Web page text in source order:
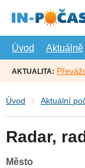
hlavní
Úvod
Aktuálně
AKTUALITA:
Úvod Aktuální
Radar,
Město